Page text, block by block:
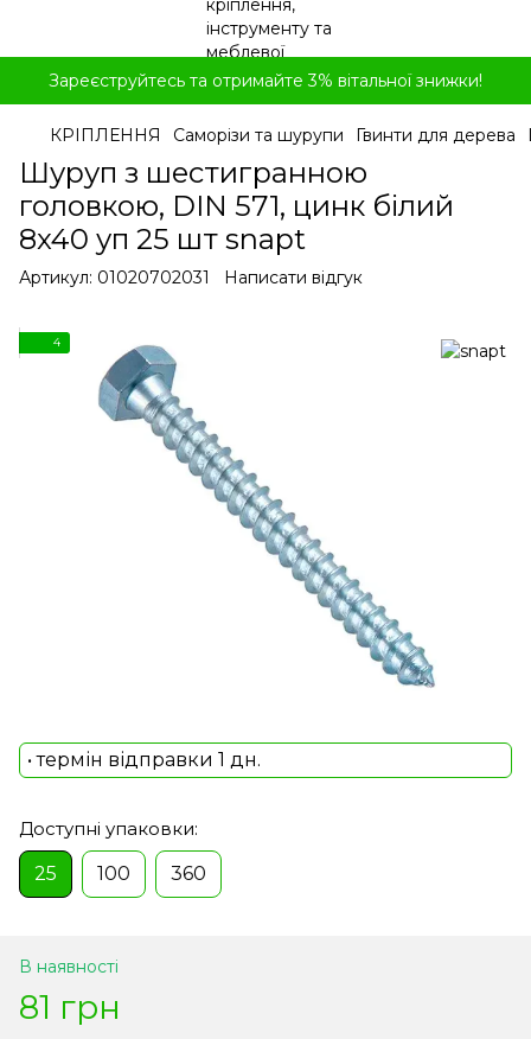
Зареєструйтесь та отримайте 3% вітальної знижки!
КРІПЛЕННЯ Саморізи та шурупи Гвинти для дерева
Шуруп з шестигранною
головкою, DIN 571, цинк білий
8x40 уп 25 шт snapt
Артикул: 01020702031 Написати відгук
4
• термін відправки 1 дн.
Доступні упаковки:
25
100 360
В наявності
81 грн